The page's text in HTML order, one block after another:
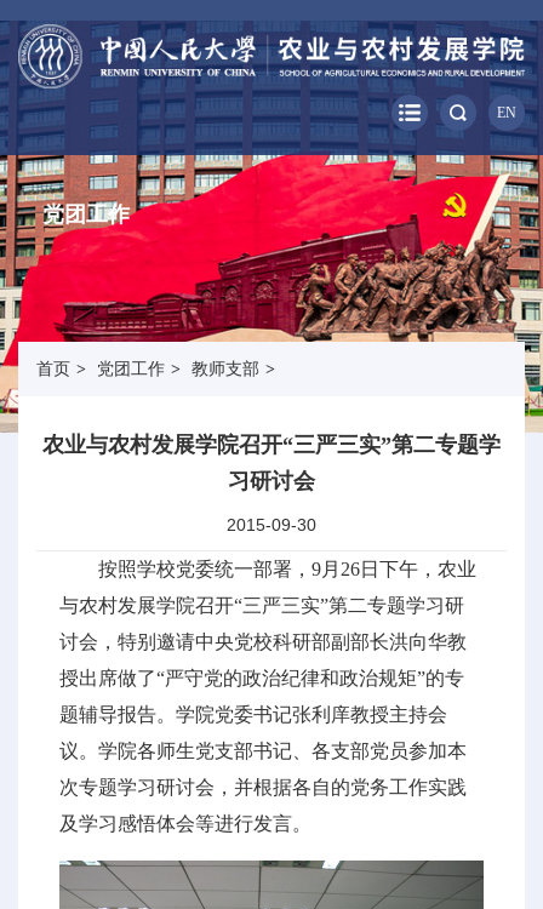
EN
党团工作
首页 > 党团工作 > 教师支部 >
农业与农村发展学院召开“三严三实”第二专题学
习研讨会
2015-09-30
按照学校党委统一部署，9月26日下午，农业
与农村发展学院召开“三严三实”第二专题学习研
讨会，特别邀请中央党校科研部副部长洪向华教
授出席做了“严守党的政治纪律和政治规矩”的专
题辅导报告。学院党委书记张利庠教授主持会
议。学院各师生党支部书记、各支部党员参加本
次专题学习研讨会，并根据各自的党务工作实践
及学习感悟体会等进行发言。